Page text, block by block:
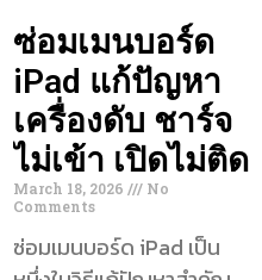
ซ่อมเมนบอร์ด
iPad แก้ปัญหา
เครื่องดับ ชาร์จ
ไม่เข้า เปิดไม่ติด
March 18, 2026
No
Comments
ซ่อมเมนบอร์ด iPad เป็น